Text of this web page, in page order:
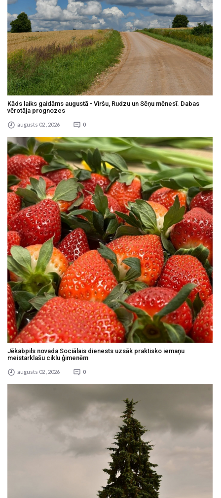
Kāds laiks gaidāms augustā - Viršu, Rudzu un Sēņu mēnesī. Dabas
vērotāja prognozes
augusts 02 , 2026 0
Jēkabpils novada Sociālais dienests uzsāk praktisko iemaņu
meistarklašu ciklu ģimenēm
augusts 02 , 2026 0